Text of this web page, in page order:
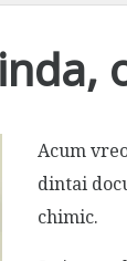
Acum
dintai
chimic.